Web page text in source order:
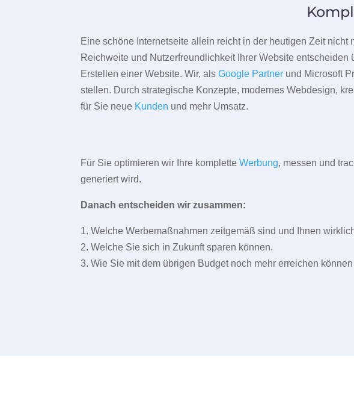
Eine schöne Internetseite allein reicht in der heutigen Zeit
Reichweite und Nutzerfreundlichkeit Ihrer Website
Erstellen einer Website. Wir, alsGoogle Partner und Microsoft
stellen. Durch strategische Konzepte, modernes Webdesign,
für Sie neue Kunden und mehr Umsatz.
Für Sie optimieren wir Ihre kompletteWerbung, messen und
generiert wird.
Danach entscheiden wir zusammen:
1. Welche Werbemaßnahmen zeitgemäß sind und Ihnen
2. Welche Sie sich in Zukunft sparen können.
3. Wie Sie mit dem übrigen Budget noch mehr erreichen